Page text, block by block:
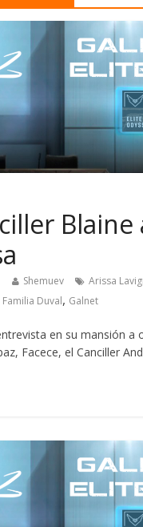
Blaine
Shemuev Arissa
Familia Duval, Galnet
en su mansión a
Facece, el Canciller